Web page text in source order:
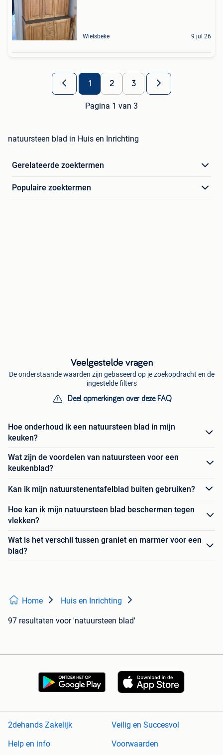
Wielsbeke 9 jul 26
1 2 3
Pagina 1 van 3
natuursteen blad in Huis en Inrichting
Gerelateerde zoektermen
Populaire zoektermen
Veelgestelde vragen
De onderstaande waarden zijn gebaseerd op je zoekopdracht en de
ingestelde filters
Deel opmerkingen over deze FAQ
Hoe onderhoud ik een natuursteen blad in mijn
keuken?
Wat zijn de voordelen van natuursteen voor een
keukenblad?
Kan ik mijn natuurstenentafelblad buiten gebruiken?
Hoe kan ik mijn natuursteen blad beschermen tegen
vlekken?
Wat is het verschil tussen graniet en marmer voor een
blad?
Home Huis en Inrichting
97 resultaten voor 'natuursteen blad'
2dehands Zakelijk
Veilig en Succesvol
Help en info
Voorwaarden